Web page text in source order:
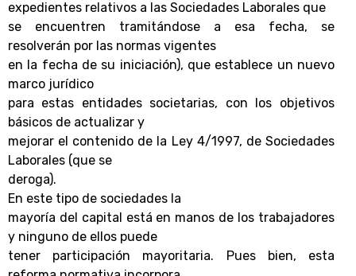
expedientes relativos a las Sociedades Laborales que
se encuentren tramitándose a esa fecha, se
resolverán por las normas vigentes
en la fecha de su iniciación), que establece un nuevo
marco jurídico
para estas entidades societarias, con los objetivos
básicos de actualizar y
mejorar el contenido de la Ley 4/1997, de Sociedades
Laborales (que se
deroga).
En este tipo de sociedades la
mayoría del capital está en manos de los trabajadores
y ninguno de ellos puede
tener participación mayoritaria. Pues bien, esta